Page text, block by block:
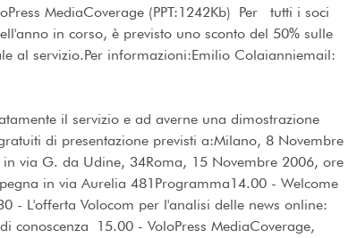
MediaCoverage (PPT:1242Kb) Per tutti i soci
in corso, è previsto uno sconto del 50% sulle
al servizio.Per informazioni:Emilio Colaianniemail:
il servizio e ad averne una dimostrazione
di presentazione previsti a:Milano, 8 Novembre
via G. da Udine, 34Roma, 15 Novembre 2006, ore
in via Aurelia 481Programma14.00 - Welcome
- L'offerta Volocom per l'analisi delle news online:
conoscenza 15.00 - VoloPress MediaCoverage,